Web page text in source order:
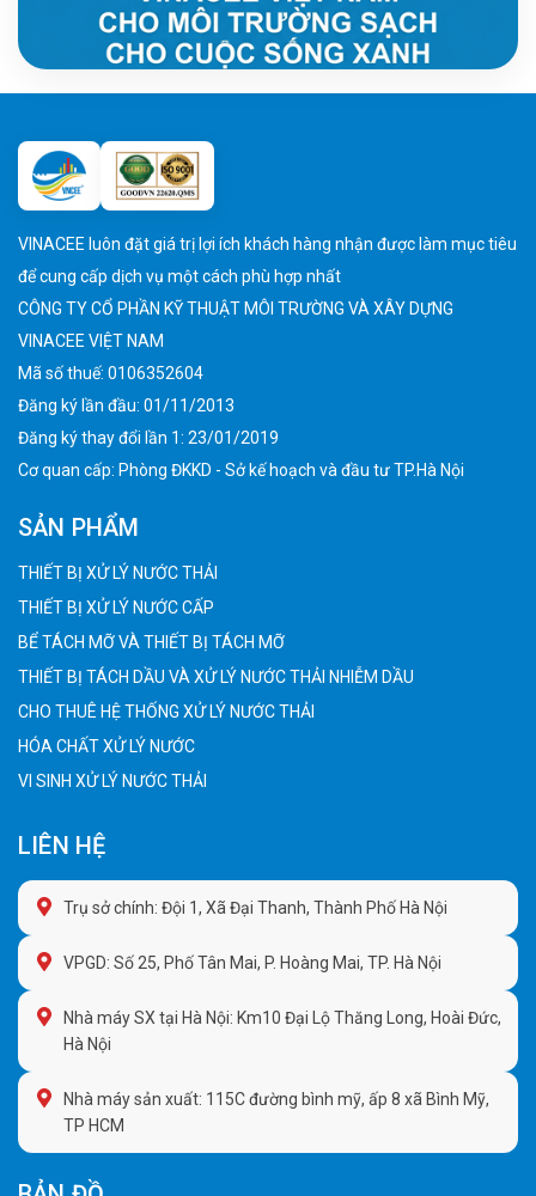
VINACEE luôn đặt giá trị lợi ích khách hàng nhận được làm mục tiêu
để cung cấp dịch vụ một cách phù hợp nhất
CÔNG TY CỔ PHẦN KỸ THUẬT MÔI TRƯỜNG VÀ XÂY DỰNG
VINACEE VIỆT NAM
Mã số thuế: 0106352604
Đăng ký lần đầu: 01/11/2013
Đăng ký thay đổi lần 1: 23/01/2019
Cơ quan cấp: Phòng ĐKKD - Sở kế hoạch và đầu tư TP.Hà Nội
SẢN PHẨM
THIẾT BỊ XỬ LÝ NƯỚC THẢI
THIẾT BỊ XỬ LÝ NƯỚC CẤP
BỂ TÁCH MỠ VÀ THIẾT BỊ TÁCH MỠ
THIẾT BỊ TÁCH DẦU VÀ XỬ LÝ NƯỚC THẢI NHIỄM DẦU
CHO THUÊ HỆ THỐNG XỬ LÝ NƯỚC THẢI
HÓA CHẤT XỬ LÝ NƯỚC
VI SINH XỬ LÝ NƯỚC THẢI
LIÊN HỆ
Trụ sở chính: Đội 1, Xã Đại Thanh, Thành Phố Hà Nội
VPGD: Số 25, Phố Tân Mai, P. Hoàng Mai, TP. Hà Nội
Nhà máy SX tại Hà Nội: Km10 Đại Lộ Thăng Long, Hoài Đức,
Hà Nội
Nhà máy sản xuất: 115C đường bình mỹ, ấp 8 xã Bình Mỹ,
TP HCM